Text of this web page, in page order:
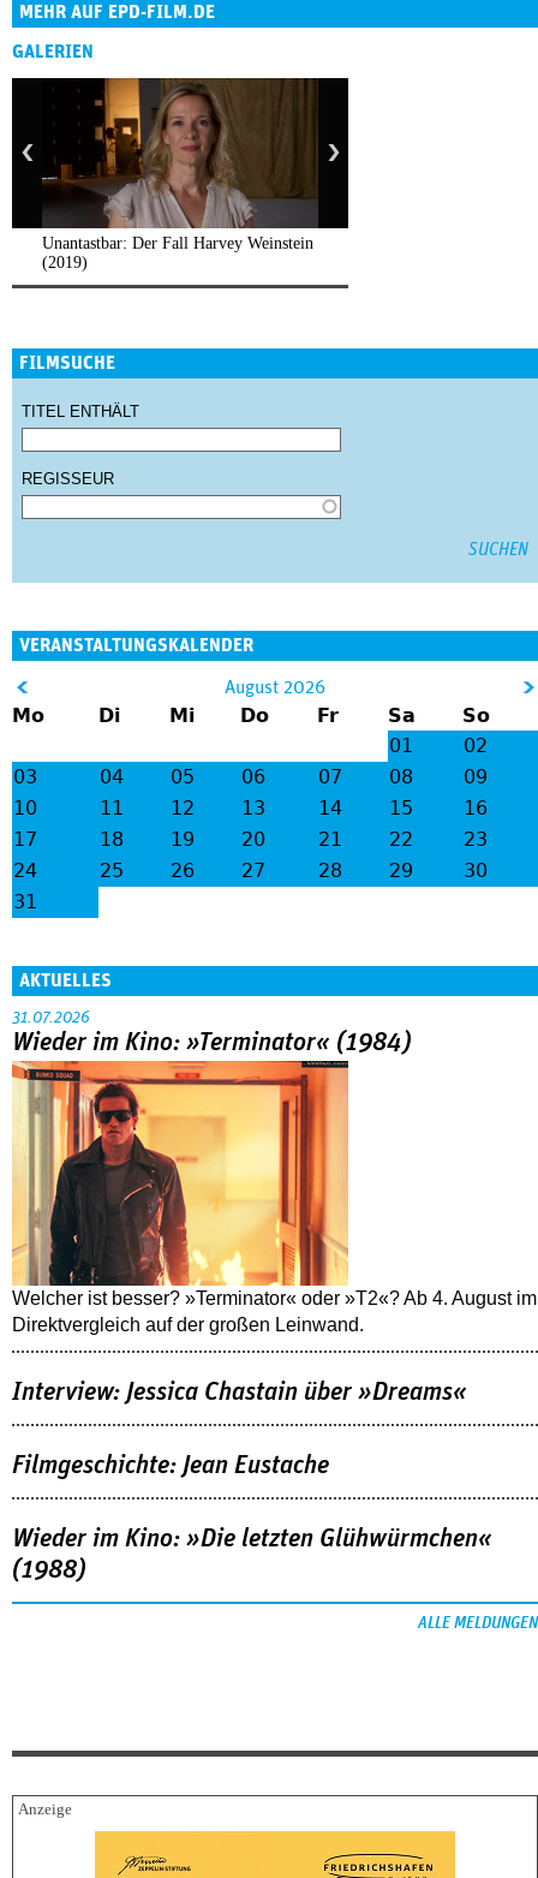
MEHR AUF EPD-FILM.DE
GALERIEN
Unantastbar: Der Fall Harvey Weinstein
(2019)
FILMSUCHE
TITEL ENTHÄLT
REGISSEUR
VERANSTALTUNGSKALENDER
lt;
August 2026
Mo Di Mi Do Fr Sa
So
01
02
03
04 05 06 07 08
09
10
11 12 13 14 15
16
17
18 19 20 21 22
23
24
25 26 27 28 29
30
31
AKTUELLES
31.07.2026
Wieder im Kino: »Terminator« (1984)
Welcher ist besser? »Terminator« oder »T2«? Ab 4. August im
Direktvergleich auf der großen Leinwand.
Interview: Jessica Chastain über »Dreams«
Filmgeschichte: Jean Eustache
Wieder im Kino: »Die letzten Glühwürmchen«
(1988)
ALLE MELDUNGEN